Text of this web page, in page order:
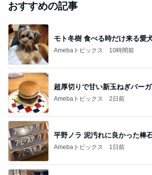
おすすめの記事
モト冬樹 食べる時だけ来る愛
Amebaトピックス 10時間前
超厚切りで甘い新玉ねぎバー
Amebaトピックス 2日前
平野ノラ 泥汚れに良かった棒
Amebaトピックス 1日前